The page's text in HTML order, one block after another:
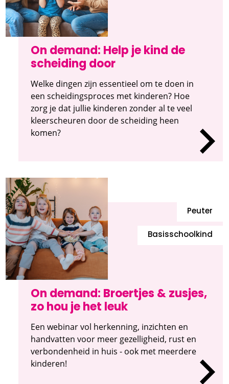
On demand: Help je kind de
scheiding door
Welke dingen zijn essentieel om te doen in
een scheidingsproces met kinderen? Hoe
zorg je dat jullie kinderen zonder al te veel
kleerscheuren door de scheiding heen
komen?
On demand: Broertjes & zusjes,
zo hou je het leuk
Peuter
Basisschoolkind
Een webinar vol herkenning, inzichten en
handvatten voor meer gezelligheid, rust en
verbondenheid in huis - ook met meerdere
kinderen!